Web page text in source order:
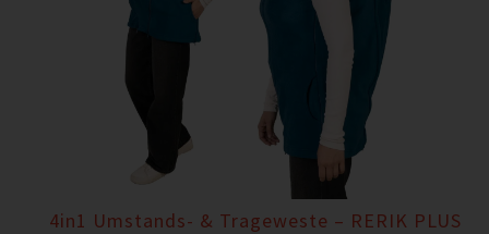
4in1 Umstands- & Trageweste – RERIK PLUS